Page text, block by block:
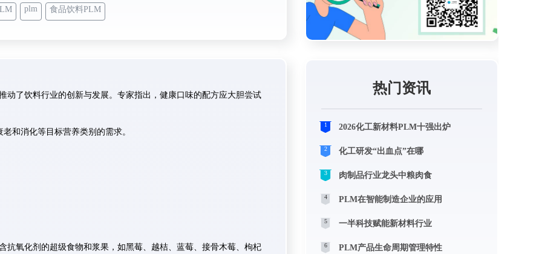
plm 食品饮料PLM
动了饮料行业的创新与发展。专家指出，健康口味的配方应大胆尝试
和消化等目标营养类别的需求。
抗氧化剂的超级食物和浆果，如黑莓、越桔、蓝莓、接骨木莓、枸杞
热门资讯
1 2026化工新材料PLM十强出炉
2 化工研发“出血点”在哪
3 肉制品行业龙头中粮肉食
4 PLM在智能制造企业的应用
5 一半科技赋能新材料行业
6 PLM产品生命周期管理特性